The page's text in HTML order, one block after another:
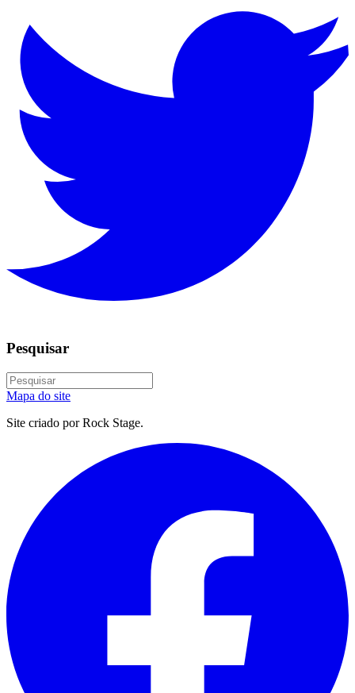
Pesquisar
Mapa do site
Site criado por Rock Stage.